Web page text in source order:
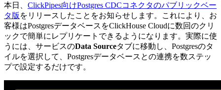
本日、 ClickPipes向けPostgres CDCコネクタのパブリックベー
タ版 をリリースしたことをお知らせします。これにより、お
客様はPostgresデータベースをClickHouse Cloudに数回のクリ
ックで簡単にレプリケートできるようになります。実際に使
うには、サービスのData Sourceタブに移動し、Postgresのタ
イルを選択して、Postgresデータベースとの連携を数ステッ
プで設定するだけです。